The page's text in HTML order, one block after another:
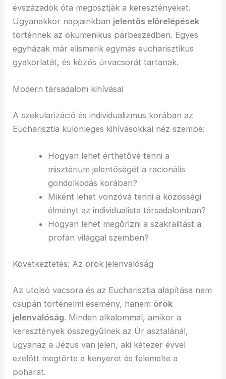
évszázadok óta megosztják a keresztényeket.
Ugyanakkor napjainkban jelentős előrelépések
történnek az ökumenikus párbeszédben. Egyes
egyházak már elismerik egymás eucharisztikus
gyakorlatát, és közös úrvacsorát tartanak.
Modern társadalom kihívásai
A szekularizáció és individualizmus korában az
Eucharisztia különleges kihívásokkal néz szembe:
Hogyan lehet érthetővé tenni a
misztérium jelentőségét a racionális
gondolkodás korában?
Miként lehet vonzóvá tenni a közösségi
élményt az individualista társadalomban?
Hogyan lehet megőrizni a szakralitást a
profán világgal szemben?
Következtetés: Az örök jelenvalóság
Az utolsó vacsora és az Eucharisztia alapítása nem
csupán történelmi esemény, hanem örök
jelenvalóság. Minden alkalommal, amikor a
keresztények összegyűlnek az Úr asztalánál,
ugyanaz a Jézus van jelen, aki kétezer évvel
ezelőtt megtörte a kenyeret és felemelte a
poharat.